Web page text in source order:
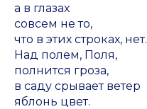
а в глазах
совсем не то,
что в этих строках, нет.
Над полем, Поля,
полнится гроза,
в саду срывает ветер
яблонь цвет.